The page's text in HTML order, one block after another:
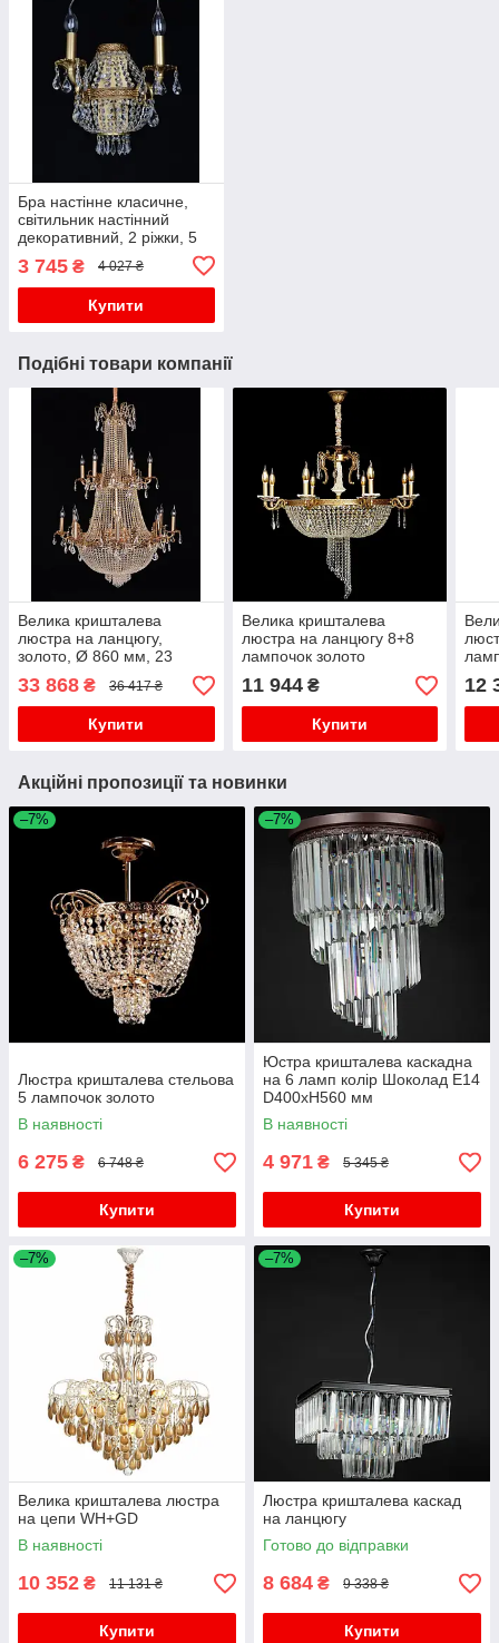
Бра настінне класичне,
світильник настінний
декоративний, 2 ріжки, 5
3 745 ₴ 4 027 ₴
Купити
Подібні товари компанії
Велика кришталева
люстра на ланцюгу,
золото, Ø 860 мм, 23
лампи E14
33 868 ₴ 36 417 ₴
Купити
Велика кришталева
люстра на ланцюгу 8+8
лампочок золото
11 944₴
Купити
12
Акційні пропозиції та новинки
–7%
Люстра кришталева стельова
5 лампочок золото
В наявності
6 275 ₴ 6 748 ₴
Купити
–7%
Юстра кришталева каскадна
на 6 ламп колір Шоколад E14
D400хH560 мм
В наявності
4 971 ₴ 5 345 ₴
Купити
–7%
Велика кришталева люстра
на цепи WH+GD
В наявності
10 352 ₴ 11 131 ₴
Купити
–7%
Люстра кришталева каскад
на ланцюгу
Готово до відправки
8 684 ₴ 9 338 ₴
Купити